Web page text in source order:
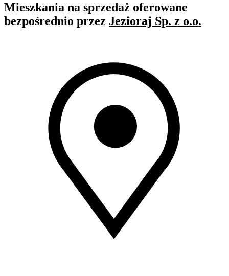
Mieszkania na sprzedaż oferowane
bezpośrednio przez Jezioraj Sp. z o.o.